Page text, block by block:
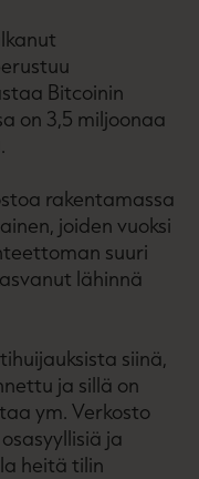
Bitcoinin
on 3,5 miljoonaa
rakentamassa
joiden vuoksi
suuri
lähinnä
siinä,
ja sillä on
ym. Verkosto
ja
heitä tilin